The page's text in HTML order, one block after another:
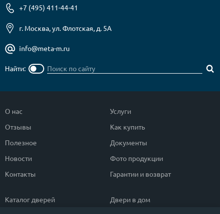
+7 (495) 411-44-41
г. Москва, ул. Флотская, д. 5А
info@meta-m.ru
Найти:
О нас
Отзывы
Полезное
Новости
Контакты
Услуги
Как купить
Документы
Фото продукции
Гарантии и возврат
Каталог дверей
Двери в дом